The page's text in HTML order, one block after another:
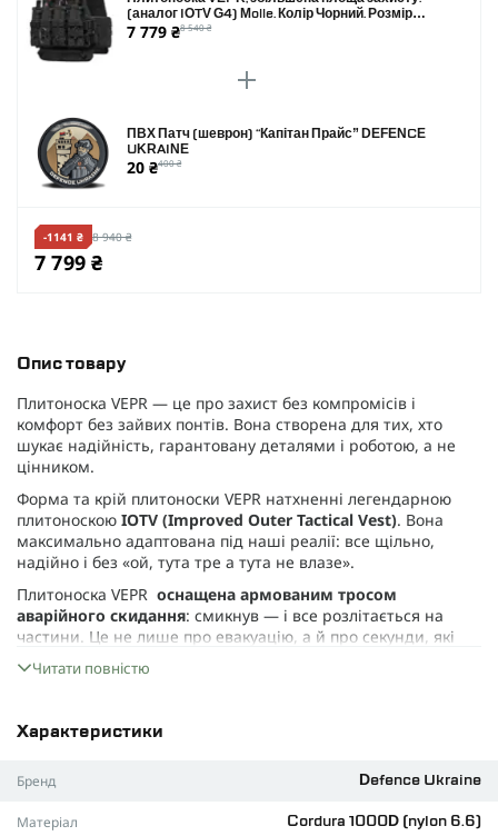
Опис товару
Плитоноска VEPR — це про захист без компромісів і
комфорт без зайвих понтів. Вона створена для тих, хто
шукає надійність, гарантовану деталями і роботою, а не
цінником.
Форма та крій плитоноски VEPR натхненні легендарною
плитоноскою IOTV (Improved Outer Tactical Vest). Вона
максимально адаптована під наші реалії: все щільно,
надійно і без «ой, тута тре а тута не влазе».
Плитоноска VEPR оснащена армованим тросом
аварійного скидання: смикнув — і все розлітається на
частини. Це не лише про евакуацію, а й про секунди, які
рятують життя. І головне — зібрати її назад простіше, ніж
здається. Якщо тобі випаде шанс випробувати цю систему
відгуку.
Плитоноска зшита з
Cordura 1000D Nylon 6.6— вічна
гілки. Їй не страшні дощі, пісок і навіть командир, який
Читати повністю
Характеристики
Бренд Defence Ukraine
Матеріал Cordura 1000D (nylon 6.6)
(аналог IOTV G4) Molle. Колір Чорний. Розмір
XL
7 779 ₴8 540 ₴
ПВХ Патч (шеврон) “Капітан Прайс” DEFENCE
UKRAINE
20 ₴400 ₴
-1141 ₴ 8 940 ₴
7 799 ₴